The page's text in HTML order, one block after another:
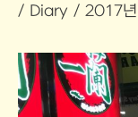
/ Diary / 2017